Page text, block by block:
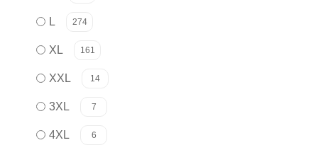
L 274
XL 161
XXL 14
3XL 7
4XL 6